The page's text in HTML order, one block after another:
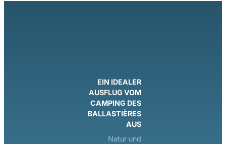
EIN IDEALER
AUSFLUG VOM
CAMPING DES
BALLASTIÈRES
AUS
Natur und